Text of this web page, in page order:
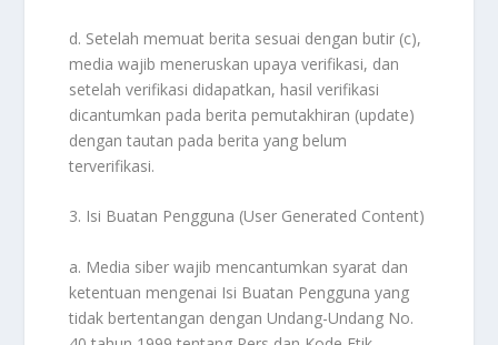
d. Setelah memuat berita sesuai dengan butir (c),
media wajib meneruskan upaya verifikasi, dan
setelah verifikasi didapatkan, hasil verifikasi
dicantumkan pada berita pemutakhiran (update)
dengan tautan pada berita yang belum
terverifikasi.
3. Isi Buatan Pengguna (User Generated Content)
a. Media siber wajib mencantumkan syarat dan
ketentuan mengenai Isi Buatan Pengguna yang
tidak bertentangan dengan Undang-Undang No.